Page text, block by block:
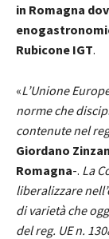
in Romagna
Rubicone IGT.
«L’Unione
norme che
contenute nel
Giordano
Romagna-. La
liberalizzare
di varietà che
del reg. UE n.